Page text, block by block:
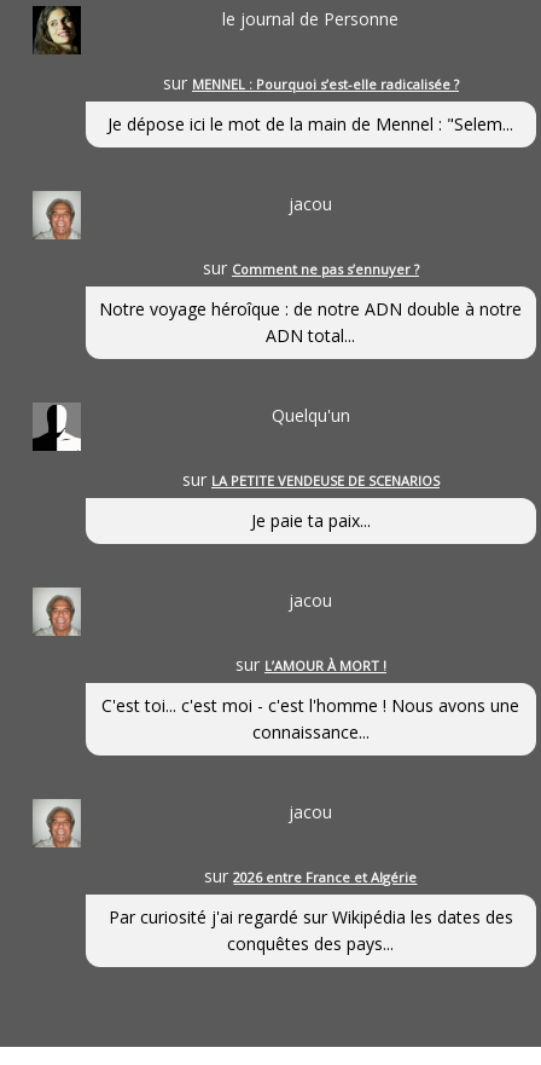
le journal de Personne
sur MENNEL : Pourquoi s’est-elle radicalisée ?
Je dépose ici le mot de la main de Mennel : "Selem...
jacou
sur Comment ne pas s’ennuyer ?
Notre voyage héroîque : de notre ADN double à notre
ADN total...
Quelqu'un
sur LA PETITE VENDEUSE DE SCENARIOS
Je paie ta paix...
jacou
sur L’AMOUR À MORT !
C'est toi... c'est moi - c'est l'homme ! Nous avons une
connaissance...
jacou
sur2026 entre France et Algérie
Par curiosité j'ai regardé sur Wikipédia les dates des
conquêtes des pays...